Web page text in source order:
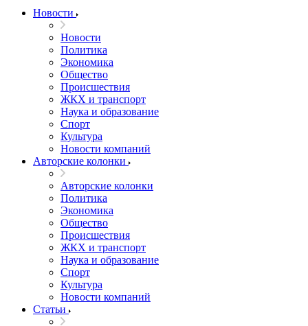
Новости
Новости
Политика
Экономика
Общество
Происшествия
ЖКХ и транспорт
Наука и образование
Спорт
Культура
Новости компаний
Авторские колонки
Авторские колонки
Политика
Экономика
Общество
Происшествия
ЖКХ и транспорт
Наука и образование
Спорт
Культура
Новости компаний
Статьи